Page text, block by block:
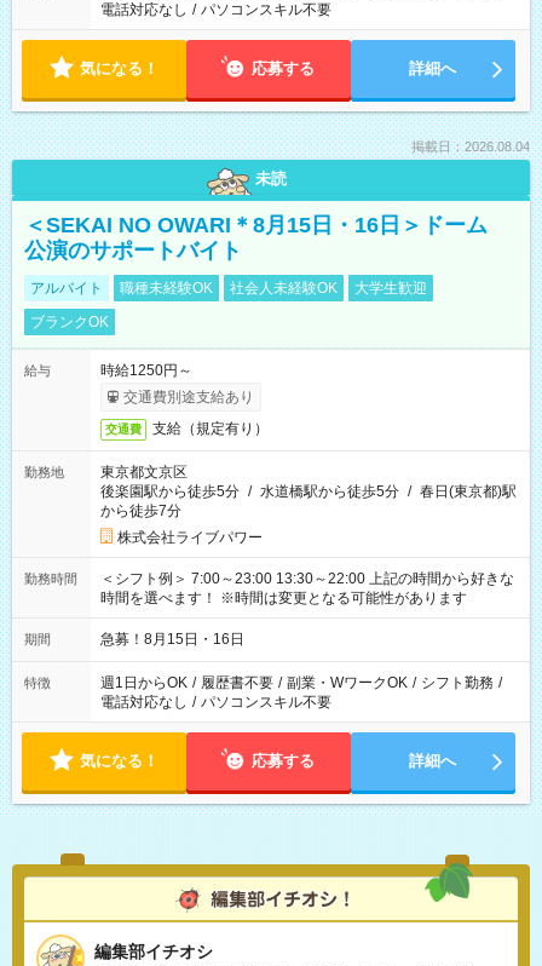
電話対応なし / パソコンスキル不要
気になる！ 応募する 詳細へ
掲載日：2026.08.04
未読
＜SEKAI NO OWARI＊8月15日・16日＞ドーム
公演のサポートバイト
アルバイト 職種未経験OK 社会人未経験OK
大学生歓迎
ブランクOK
給与
時給1250円～
交通費別途支給あり
交通費 支給（規定有り）
勤務地
東京都文京区
後楽園駅から徒歩5分 / 水道橋駅から徒歩5分 / 春日(東京都)駅
から徒歩7分
株式会社ライブパワー
勤務時間
＜シフト例＞ 7:00～23:00 13:30～22:00 上記の時間から好きな
時間を選べます！ ※時間は変更となる可能性があります
期間 急募！8月15日・16日
特徴 週1日からOK / 履歴書不要 / 副業・WワークOK / シフト勤務 /
電話対応なし / パソコンスキル不要
気になる！ 応募する 詳細へ
編集部イチオシ